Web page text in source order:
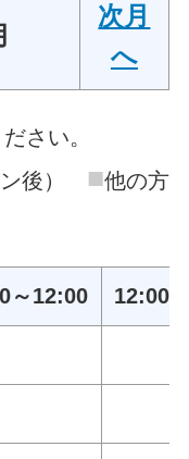
次月
へ
さい。
ン後） ■他の方
～12:00 12:00